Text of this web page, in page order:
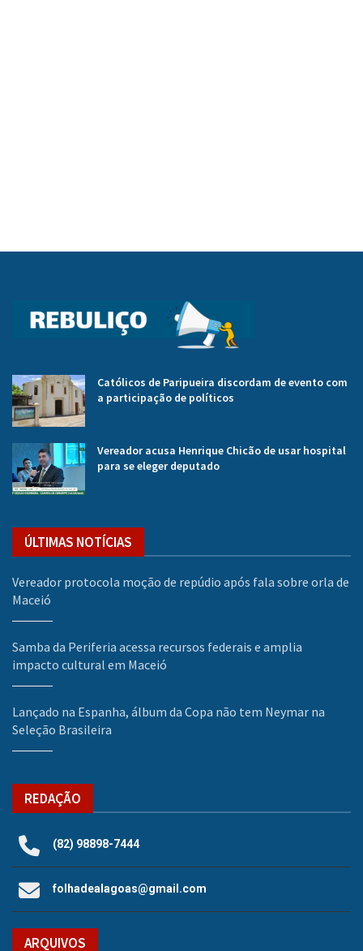
Católicos de Paripueira discordam de evento com
a participação de políticos
Vereador acusa Henrique Chicão de usar hospital
para se eleger deputado
ÚLTIMAS NOTÍCIAS
Vereador protocola moção de repúdio após fala sobre orla de
Maceió
Samba da Periferia acessa recursos federais e amplia
impacto cultural em Maceió
Lançado na Espanha, álbum da Copa não tem Neymar na
Seleção Brasileira
REDAÇÃO
(82) 98898-7444
folhadealagoas@gmail.com
ARQUIVOS